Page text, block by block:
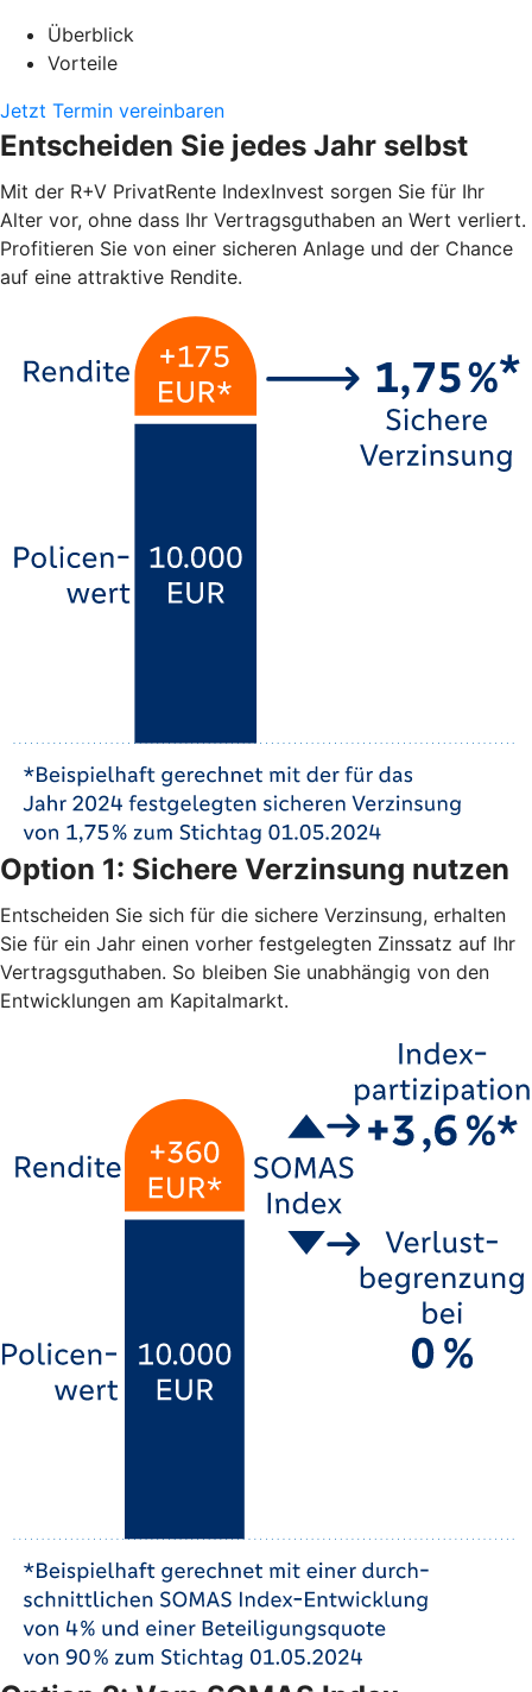
Überblick
Vorteile
Jetzt Termin vereinbaren
Entscheiden Sie jedes Jahr selbst
Mit der R+V PrivatRente IndexInvest sorgen Sie für Ihr
Alter vor, ohne dass Ihr Vertragsguthaben an Wert verliert.
Profitieren Sie von einer sicheren Anlage und der Chance
auf eine attraktive Rendite.
Option 1: Sichere Verzinsung nutzen
Entscheiden Sie sich für die sichere Verzinsung, erhalten
Sie für ein Jahr einen vorher festgelegten Zinssatz auf Ihr
Vertragsguthaben. So bleiben Sie unabhängig von den
Entwicklungen am Kapitalmarkt.